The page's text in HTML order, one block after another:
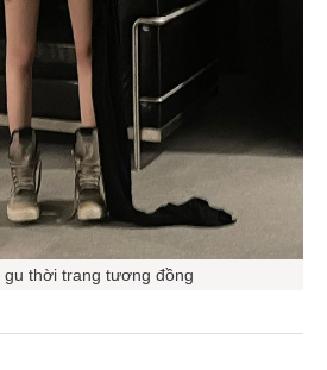
gu thời trang tương đồng